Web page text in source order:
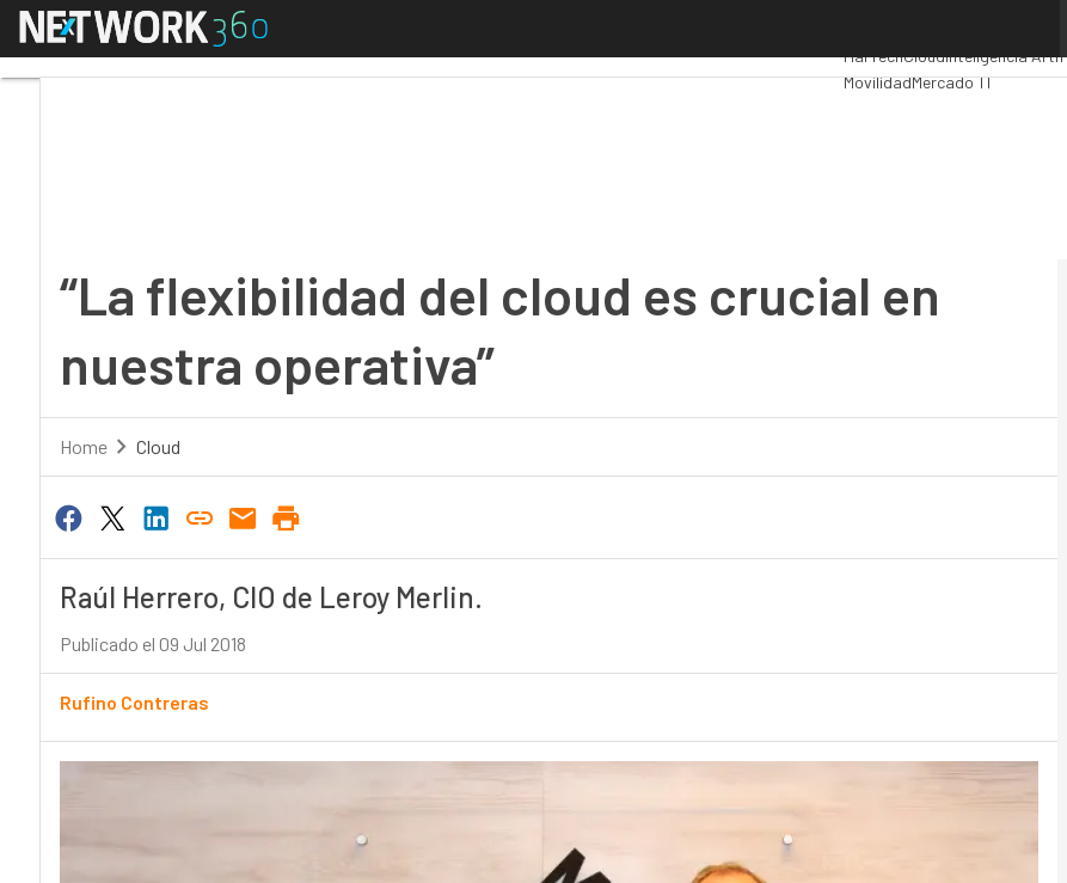
Menú
MarTechCloudInteligencia
MovilidadMercado TI
“La flexibilidad del cloud es crucial en
nuestra operativa”
Home Cloud
Raúl Herrero, CIO de Leroy Merlin.
Publicado el 09 Jul 2018
Rufino Contreras